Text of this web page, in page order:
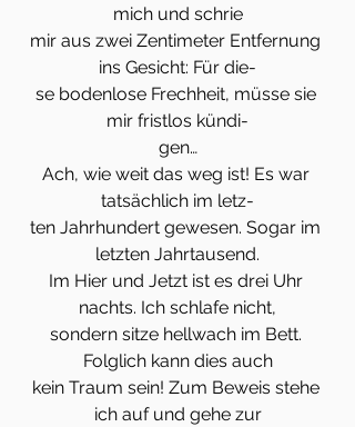
mich und schrie
mir aus zwei Zentimeter Entfernung
ins Gesicht: Für die-
se bodenlose Frechheit, müsse sie
mir fristlos kündi-
gen…
Ach, wie weit das weg ist! Es war
tatsächlich im letz-
ten Jahrhundert gewesen. Sogar im
letzten Jahrtausend.
Im Hier und Jetzt ist es drei Uhr
nachts. Ich schlafe nicht,
sondern sitze hellwach im Bett.
Folglich kann dies auch
kein Traum sein! Zum Beweis stehe
ich auf und gehe zur